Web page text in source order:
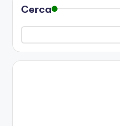
articoli
Cerca